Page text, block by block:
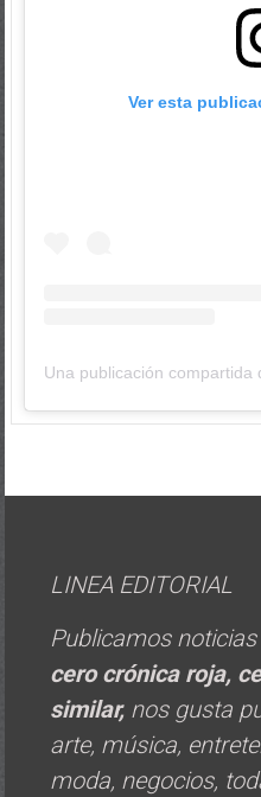
Ver esta
LINEA EDITORIAL
Publicamos
cero crónica roja,
similar, nos gusta
arte, música,
moda, negocios,